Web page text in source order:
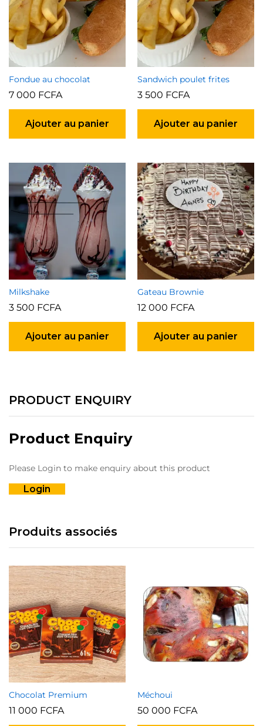
Fondue au chocolat
7 000 FCFA
Ajouter au panier
Sandwich poulet frites
3 500 FCFA
Ajouter au panier
Milkshake
3 500 FCFA
Ajouter au panier
Gateau Brownie
12 000 FCFA
Ajouter au panier
PRODUCT ENQUIRY
Product Enquiry
Please Login to make enquiry about this product
Login
Produits associés
Chocolat Premium
11 000 FCFA
Méchoui
50 000 FCFA